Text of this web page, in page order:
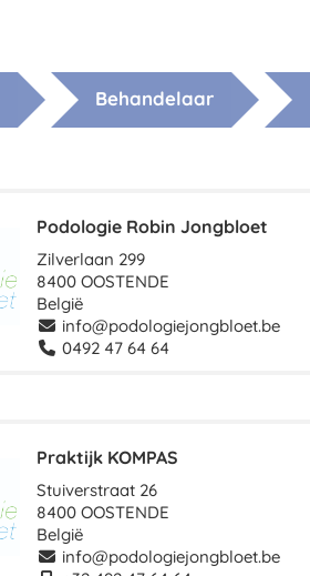
Behandelaar
Podologie Robin Jongbloet
Zilverlaan 299
8400 OOSTENDE
België
info@podologiejongbloet.be
0492 47 64 64
Praktijk KOMPAS
Stuiverstraat 26
8400 OOSTENDE
België
info@podologiejongbloet.be